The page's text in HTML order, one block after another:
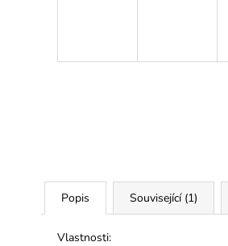
Popis Související (1)
Vlastnosti: